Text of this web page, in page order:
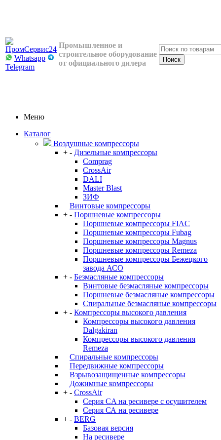
Whatsapp
Telegram
Промышленное и
строительное оборудование
от официального дилера
Меню
Каталог
Воздушные компрессоры
+ - Дизельные компрессоры
Comprag
CrossAir
DALI
Master Blast
ЗИФ
Винтовые компрессоры
+ - Поршневые компрессоры
Поршневые компрессоры FIAC
Поршневые компрессоры Fubag
Поршневые компрессоры Magnus
Поршневые компрессоры Remeza
Поршневые компрессоры Бежецкого
завода АСО
+ - Безмасляные компрессоры
Винтовые безмасляные компрессоры
Поршневые безмасляные компрессоры
Спиральные безмасляные компрессоры
+ - Компрессоры высокого давления
Компрессоры высокого давления
Dalgakiran
Компрессоры высокого давления
Remeza
Спиральные компрессоры
Передвижные компрессоры
Взрывозащищенные компрессоры
Дожимные компрессоры
+ - CrossAir
Серия CA на ресивере с осушителем
Серия СА на ресивере
+ - BERG
Базовая версия
На ресивере